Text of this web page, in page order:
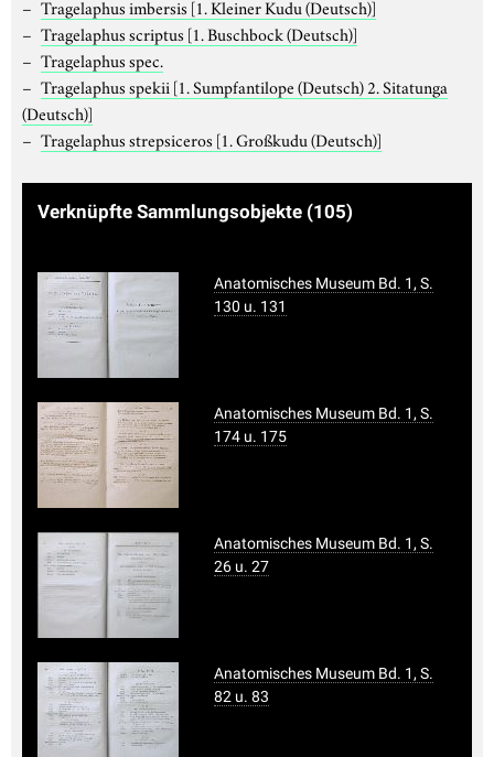
Tragelaphus imbersis [1. Kleiner Kudu (Deutsch)]
Tragelaphus scriptus [1. Buschbock (Deutsch)]
Tragelaphus spec.
Tragelaphus spekii [1. Sumpfantilope (Deutsch) 2. Sitatunga
(Deutsch)]
Tragelaphus strepsiceros [1. Großkudu (Deutsch)]
Verknüpfte Sammlungsobjekte (105)
Anatomisches Museum Bd. 1, S.
130 u. 131
Anatomisches Museum Bd. 1, S.
174 u. 175
Anatomisches Museum Bd. 1, S.
26 u. 27
Anatomisches Museum Bd. 1, S.
82 u. 83